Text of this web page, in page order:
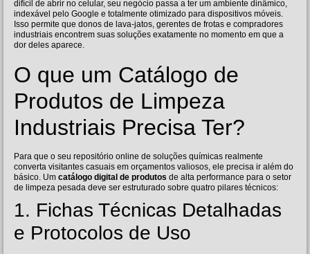
difícil de abrir no celular, seu negócio passa a ter um ambiente dinâmico,
indexável pelo Google e totalmente otimizado para dispositivos móveis.
Isso permite que donos de lava-jatos, gerentes de frotas e compradores
industriais encontrem suas soluções exatamente no momento em que a
dor deles aparece.
O que um Catálogo de
Produtos de Limpeza
Industriais Precisa Ter?
Para que o seu repositório online de soluções químicas realmente
converta visitantes casuais em orçamentos valiosos, ele precisa ir além do
básico. Um catálogo digital de produtos de alta performance para o setor
de limpeza pesada deve ser estruturado sobre quatro pilares técnicos:
1. Fichas Técnicas Detalhadas
e Protocolos de Uso